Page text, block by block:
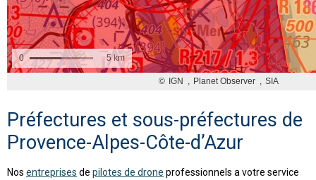
Préfectures et sous-préfectures de
Provence-Alpes-Côte-d’Azur
Nos entreprises de pilotes de drone professionnels a votre service